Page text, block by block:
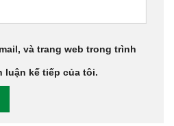
và trang web trong trình
luận kế tiếp của tôi.